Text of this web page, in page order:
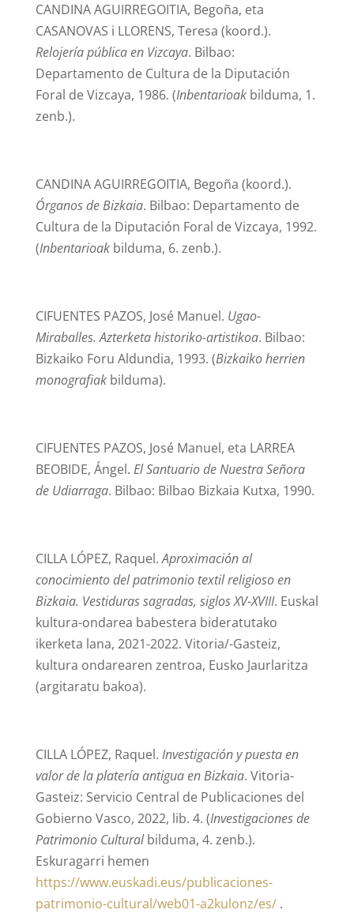
CANDINA AGUIRREGOITIA, Begoña, eta
CASANOVAS i LLORENS, Teresa (koord.).
Relojería pública en Vizcaya. Bilbao:
Departamento de Cultura de la Diputación
Foral de Vizcaya, 1986. (Inbentarioakbilduma, 1.
zenb.).
CANDINA AGUIRREGOITIA, Begoña (koord.).
Órganos de Bizkaia. Bilbao: Departamento de
Cultura de la Diputación Foral de Vizcaya, 1992.
(Inbentarioakbilduma, 6. zenb.).
CIFUENTES PAZOS, José Manuel. Ugao-
Miraballes. Azterketa historiko-artistikoa. Bilbao:
Bizkaiko Foru Aldundia, 1993. (Bizkaiko herrien
monografiak bilduma).
CIFUENTES PAZOS, José Manuel, eta LARREA
BEOBIDE, Ángel. El Santuario de Nuestra Señora
de Udiarraga. Bilbao: Bilbao Bizkaia Kutxa, 1990.
CILLA LÓPEZ, Raquel.Aproximación al
conocimiento del patrimonio textil religioso en
Bizkaia. Vestiduras sagradas, siglos XV-XVIII. Euskal
kultura-ondarea babestera bideratutako
ikerketa lana, 2021-2022. Vitoria/-Gasteiz,
kultura ondarearen zentroa, Eusko Jaurlaritza
(argitaratu bakoa).
CILLA LÓPEZ, Raquel. Investigación y puesta en
valor de la platería antigua en Bizkaia. Vitoria-
Gasteiz: Servicio Central de Publicaciones del
Gobierno Vasco, 2022, lib. 4. (Investigaciones de
Patrimonio Culturalbilduma, 4. zenb.).
Eskuragarri hemen
https://www.euskadi.eus/publicaciones-
patrimonio-cultural/web01-a2kulonz/es/.